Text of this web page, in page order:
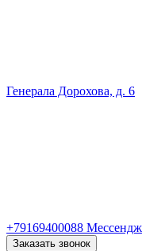
Генерала Дорохова, д. 6
+79169400088
Заказать звонок